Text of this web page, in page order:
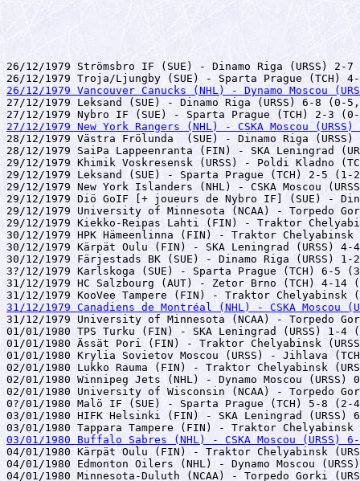
26/12/1979 Strömsbro IF (SUE) - Dinamo Riga (URSS)
26/12/1979 Vancouver Canucks (NHL) - Dynamo Moscou
27/12/1979 Leksand (SUE) - Dinamo Riga (URSS) 6-8 (0-
27/12/1979 New York Rangers (NHL) - CSKA Moscou
28/12/1979 Västra Frölunda  (SUE) - Dinamo Riga
28/12/1979 SaiPa Lappeenranta (FIN) - SKA Leningrad
29/12/1979 Khimik Voskresensk (URSS) - Poldi Kladno
29/12/1979 Leksand (SUE) - Sparta Prague (TCH) 2-5
29/12/1979 New York Islanders (NHL) - CSKA Moscou
29/12/1979 Diö GoIF [+ joueurs de Nybro IF] (SUE) -
29/12/1979 University of Minnesota (NCAA) - Torpedo
29/12/1979 Kiekko-Reipas Lahti (FIN) - Traktor
30/12/1979 HPK Hämeenlinna (FIN) - Traktor
30/12/1979 Kärpät Oulu (FIN) - SKA Leningrad (URSS)
30/12/1979 Färjestads BK (SUE) - Dinamo Riga (URSS)
3?/12/1979 Karlskoga (SUE) - Sparta Prague (TCH) 6-5
31/12/1979 HC Salzbourg (AUT) - Zetor Brno (TCH) 4-
31/12/1979 Canadiens de Montréal (NHL) - CSKA Moscou
31/12/1979 University of Minnesota (NCAA) - Torpedo
01/01/1980 TPS Turku (FIN) - SKA Leningrad (URSS) 1-
01/01/1980 Ässät Pori (FIN) - Traktor Chelyabinsk
01/01/1980 Krylia Sovietov Moscou (URSS) - Jihlava
02/01/1980 Lukko Rauma (FIN) - Traktor Chelyabinsk
02/01/1980 Winnipeg Jets (NHL) - Dynamo Moscou
02/01/1980 University of Wisconsin (NCAA) - Torpedo
0?/01/1980 Malö IF (SUE) - Sparta Prague (TCH) 5-8
03/01/1980 HIFK Helsinki (FIN) - SKA Leningrad
03/01/1980 Buffalo Sabres (NHL) - CSKA Moscou (URSS)
04/01/1980 Kärpät Oulu (FIN) - Traktor Chelyabinsk
04/01/1980 Edmonton Oilers (NHL) - Dynamo Moscou